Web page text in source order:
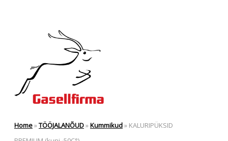
Home»TÖÖJALANÕUD»Kummikud» KALURIPÜKSID